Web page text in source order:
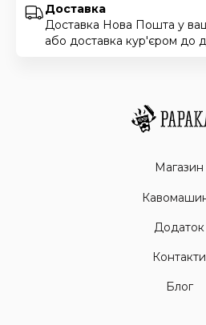
Доставка
Доставка Нова Пошта у
або доставка кур'єром до
Магазин
Додаток
Контакти
Блог